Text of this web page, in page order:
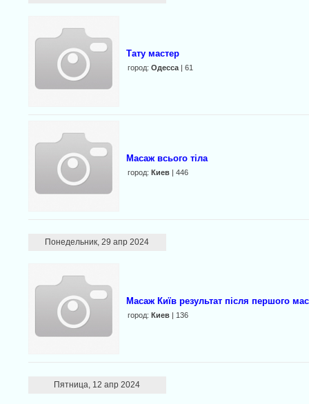
Тату мастер
город: Одесса| 61
Масаж всього тiла
город: Киев| 446
Понедельник, 29 апр 2024
Масаж Київ результат після першого
город: Киев| 136
Пятница, 12 апр 2024